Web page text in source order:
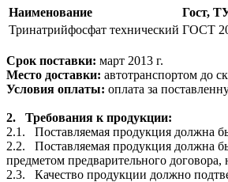
Наименование Гост,
Тринатрийфосфат технический ГОСТ
Срок поставки: март 2013 г.
Место доставки: автотранспортом до
Условия оплаты: оплата за
2.
Требования к продукции:
2.1.
Поставляемая продукция должна
2.2.
Поставляемая продукция должна
предметом предварительного
2.3.
Качество продукции должно